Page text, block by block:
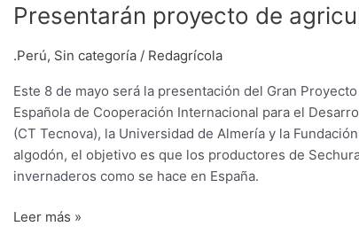
Presentarán proyecto de
.Perú, Sin categoría / Redagrícola
Este 8 de mayo será la presentación del Gran
Española de Cooperación Internacional para el
(CT Tecnova), la Universidad de Almería y la
algodón, el objetivo es que los productores de
invernaderos como se hace en España.
Leer más »